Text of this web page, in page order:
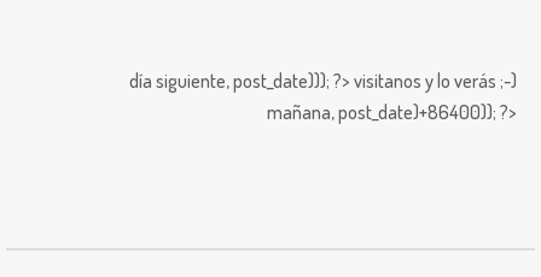
día siguiente,post_date))); ?> visitanos y lo verás ;-)
mañana,post_date)+86400)); ?>